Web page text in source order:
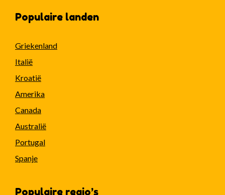
Populaire landen
Griekenland
Italië
Kroatië
Amerika
Canada
Australië
Portugal
Spanje
Populaire regio’s